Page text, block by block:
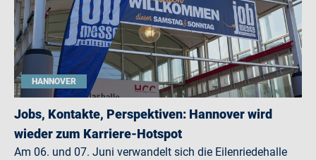
HANNOVER
Jobs, Kontakte, Perspektiven: Hannover wird
wieder zum Karriere-Hotspot
Am 06. und 07. Juni verwandelt sich die Eilenriedehalle